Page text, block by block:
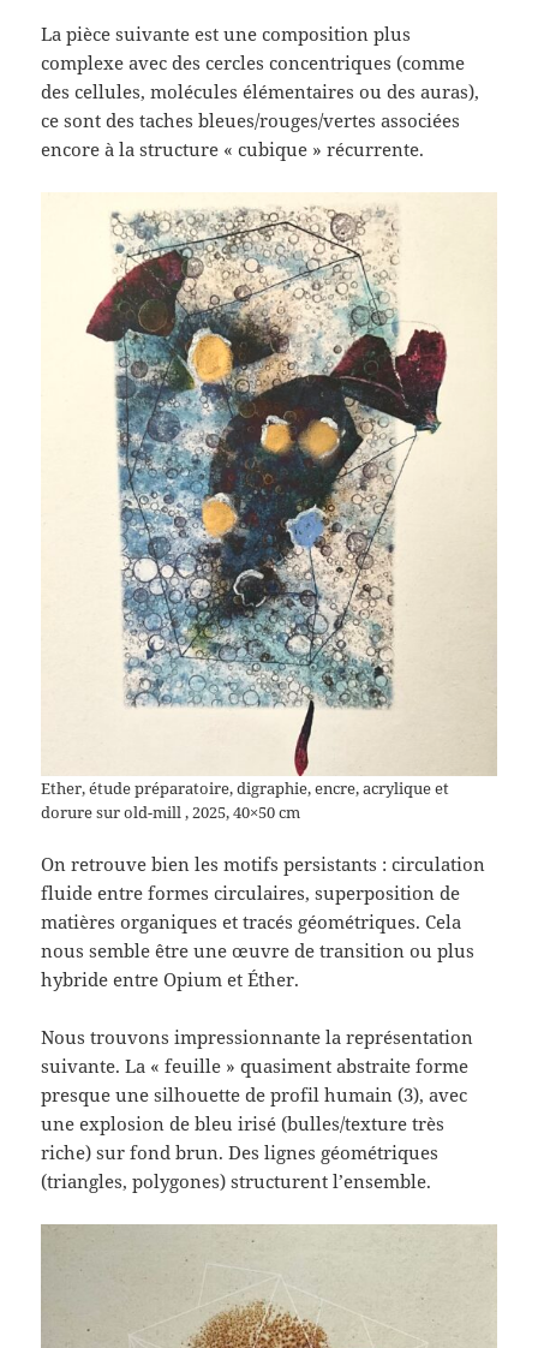
La pièce suivante est une composition plus
complexe avec des cercles concentriques (comme
des cellules, molécules élémentaires ou des auras),
ce sont des taches bleues/rouges/vertes associées
encore à la structure « cubique » récurrente.
Ether, étude préparatoire, digraphie, encre, acrylique et
dorure sur old-mill , 2025, 40×50 cm
On retrouve bien les motifs persistants : circulation
fluide entre formes circulaires, superposition de
matières organiques et tracés géométriques. Cela
nous semble être une œuvre de transition ou plus
hybride entre Opium et Éther.
Nous trouvons impressionnante la représentation
suivante. La « feuille » quasiment abstraite forme
presque une silhouette de profil humain (3), avec
une explosion de bleu irisé (bulles/texture très
riche) sur fond brun. Des lignes géométriques
(triangles, polygones) structurent l’ensemble.